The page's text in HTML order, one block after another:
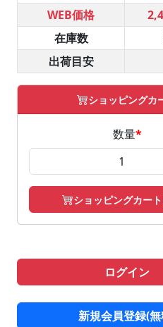
WEB価格
在庫数
出荷目安
ショッピングカ
数量*
ショッピングカー
ログイン
新規会員登録(